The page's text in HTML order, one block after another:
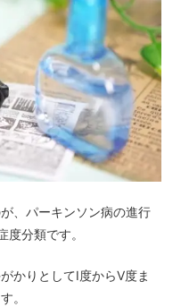
、パーキンソン病の進行
分類です。
かりとしてⅠ度からⅤ度ま
。